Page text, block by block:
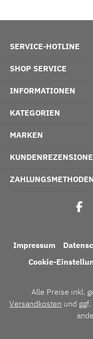
SERVICE-HOTLINE
SHOP SERVICE
INFORMATIONEN
KATEGORIEN
MARKEN
Impressum
Cookie-
Alle Preise inkl.
Versandkosten und